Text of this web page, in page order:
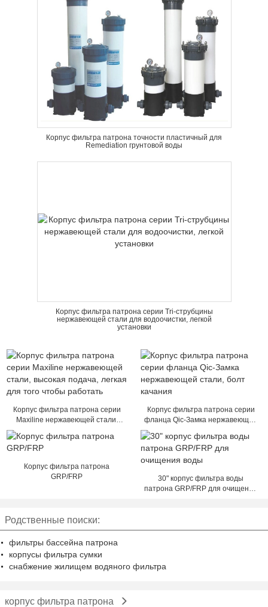
Корпус фильтра патрона точности пластичный для
Remediation грунтовой воды
Корпус фильтра патрона серии Tri-струбцины
нержавеющей стали для водоочистки, легкой
установки
Корпус фильтра патрона серии
Maxiline нержавеющей стали,
высокая подача, легкая для того
чтобы работать
Корпус фильтра патрона серии
фланца Qic-Замка нержавеющей
Корпус фильтра патрона
GRP/FRP
30" корпус фильтра воды
патрона GRP/FRP для очищения
Родственные поиски:
фильтры бассейна патрона
корпусы фильтра сумки
снабжение жилищем водяного фильтра
корпус фильтра патрона